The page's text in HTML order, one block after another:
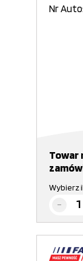
Nr
Towar
Wybierz